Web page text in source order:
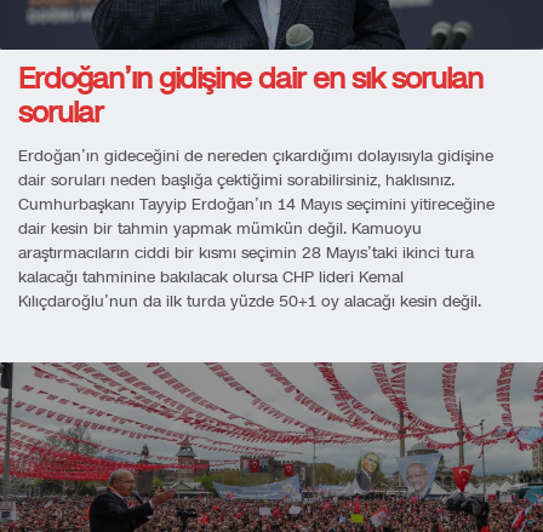
Erdoğan’ın gidişine dair en sık sorulan
sorular
Erdoğan’ın gideceğini de nereden çıkardığımı dolayısıyla gidişine
dair soruları neden başlığa çektiğimi sorabilirsiniz, haklısınız.
Cumhurbaşkanı Tayyip Erdoğan’ın 14 Mayıs seçimini yitireceğine
dair kesin bir tahmin yapmak mümkün değil. Kamuoyu
araştırmacıların ciddi bir kısmı seçimin 28 Mayıs’taki ikinci tura
kalacağı tahminine bakılacak olursa CHP lideri Kemal
Kılıçdaroğlu’nun da ilk turda yüzde 50+1 oy alacağı kesin değil.